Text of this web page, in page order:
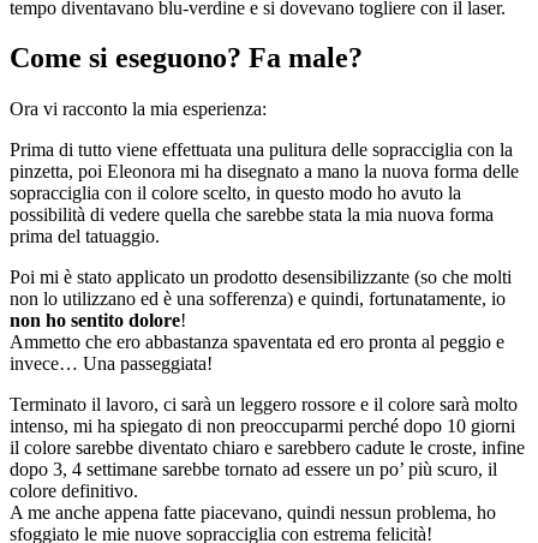
tempo diventavano blu-verdine e si dovevano togliere con il laser.
Come si eseguono? Fa male?
Ora vi racconto la mia esperienza:
Prima di tutto viene effettuata una pulitura delle sopracciglia con la
pinzetta, poi Eleonora mi ha disegnato a mano la nuova forma delle
sopracciglia con il colore scelto, in questo modo ho avuto la
possibilità di vedere quella che sarebbe stata la mia nuova forma
prima del tatuaggio.
Poi mi è stato applicato un prodotto desensibilizzante (so che molti
non lo utilizzano ed è una sofferenza) e quindi, fortunatamente, io
non ho sentito dolore!
Ammetto che ero abbastanza spaventata ed ero pronta al peggio e
invece… Una passeggiata!
Terminato il lavoro, ci sarà un leggero rossore e il colore sarà molto
intenso, mi ha spiegato di non preoccuparmi perché dopo 10 giorni
il colore sarebbe diventato chiaro e sarebbero cadute le croste, infine
dopo 3, 4 settimane sarebbe tornato ad essere un po’ più scuro, il
colore definitivo.
A me anche appena fatte piacevano, quindi nessun problema, ho
sfoggiato le mie nuove sopracciglia con estrema felicità!